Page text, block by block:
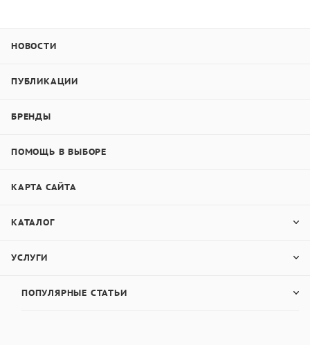
НОВОСТИ
ПУБЛИКАЦИИ
БРЕНДЫ
ПОМОЩЬ В ВЫБОРЕ
КАРТА САЙТА
КАТАЛОГ
УСЛУГИ
ПОПУЛЯРНЫЕ СТАТЬИ